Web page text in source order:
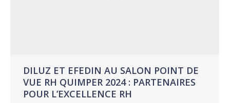
DILUZ ET EFEDIN AU SALON POINT DE
VUE RH QUIMPER 2024 : PARTENAIRES
POUR L’EXCELLENCE RH